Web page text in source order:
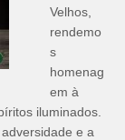
Velhos,
rendemo
s
homenag
em à
iluminados.
e a